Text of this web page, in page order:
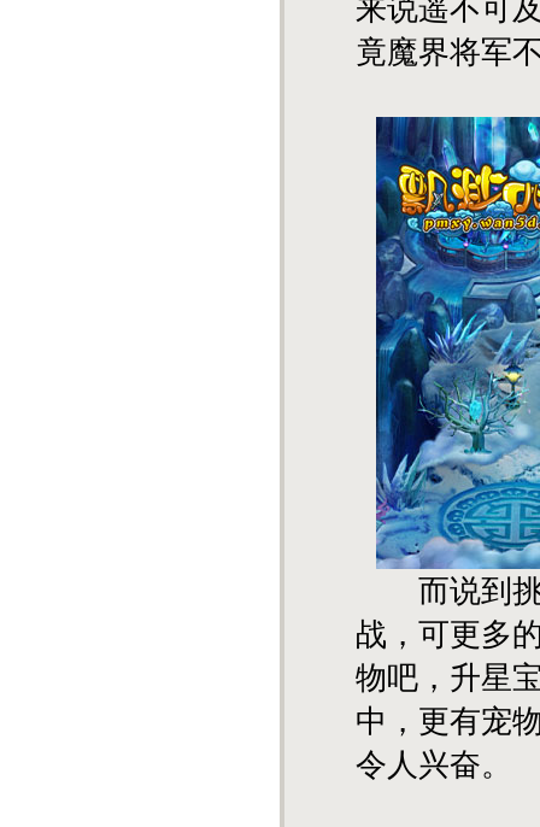
来说遥不可
竟魔界将军
而说到挑
战，可更多
物吧，升星
中，更有宠
令人兴奋。